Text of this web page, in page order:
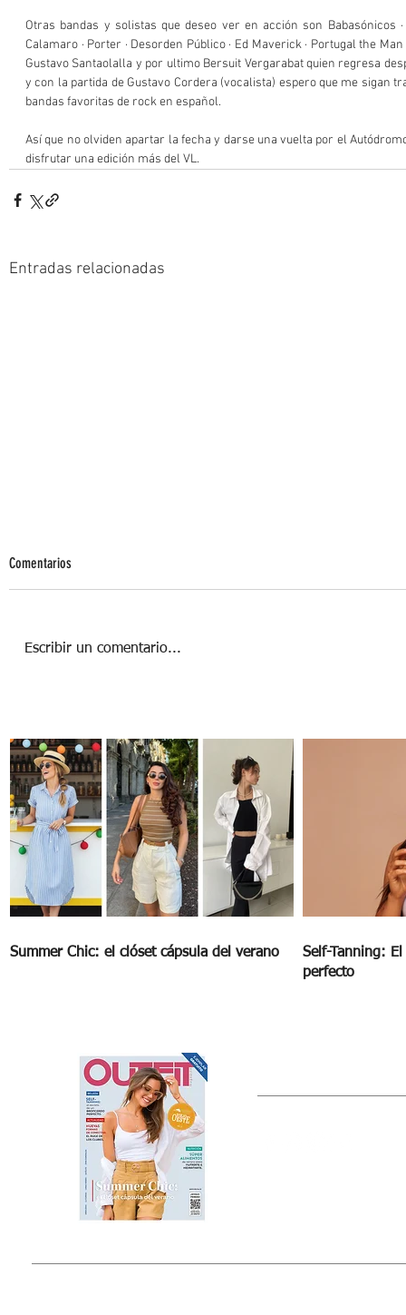
Otras bandas y solistas que deseo ver en acción son Babasónicos
Calamaro · Porter · Desorden Público · Ed Maverick · Portugal the Man
Gustavo Santaolalla y por ultimo Bersuit Vergarabat quien regresa
y con la partida de Gustavo Cordera (vocalista) espero que me sigan
bandas favoritas de rock en español.
Así que no olviden apartar la fecha y darse una vuelta por el
disfrutar una edición más del VL.
Entradas relacionadas
Comentarios
Escribir un comentario...
Summer Chic: el clóset cápsula del verano
Self-Tanning:
perfecto